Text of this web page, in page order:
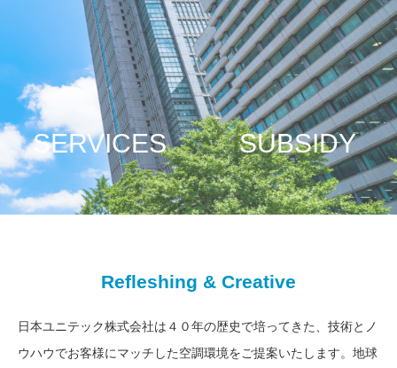
SERVICES SUBSIDY
Refleshing & Creative
日本ユニテック株式会社は４０年の歴史で培ってきた、技術とノ
ウハウでお客様にマッチした空調環境をご提案いたします。地球